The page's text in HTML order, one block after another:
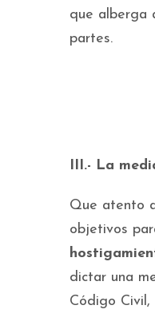
que alberga
partes.
III.- La
Que atento
objetivos
dictar una
Código Civil,